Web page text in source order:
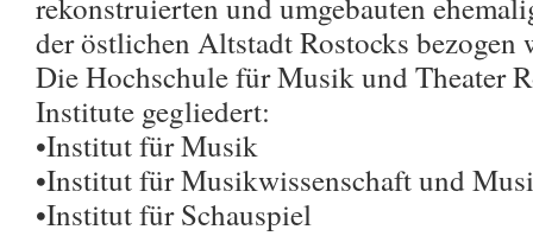
der östlichen Altstadt Rostocks bezogen
Die Hochschule für Musik und Theater
Institute gegliedert:
•Institut für Musik
•Institut für Musikwissenschaft und
•Institut für Schauspiel